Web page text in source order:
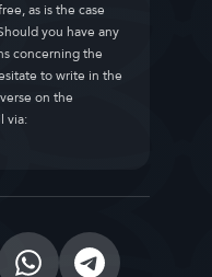
as is the case
you have any
concerning the
to write in the
on the
via: